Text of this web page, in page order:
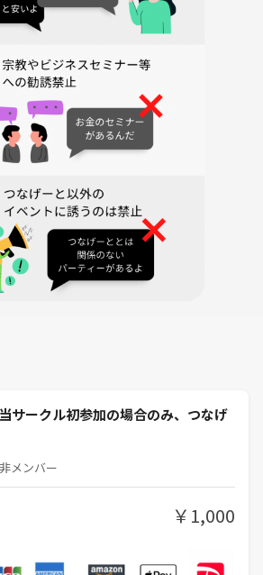
が30代以上であることをご理解の上でお申し
変更の可能性ありますので直前の案内を必ず
水路 公式ガイドツアー
94938/events/534166
はその周辺）集合
終了
店で振り返り会開催予定
次元コードを読み取ることのできるスマート
サークル初参加の場合のみ、つなげ
メンバー
￥1,000